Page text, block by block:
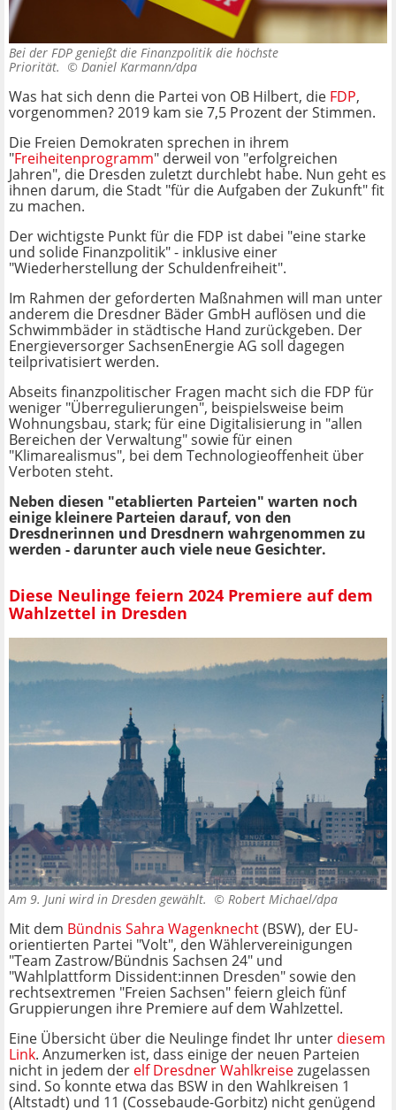
Bei der FDP genießt die Finanzpolitik die höchste
Priorität. © Daniel Karmann/dpa
Was hat sich denn die Partei von OB Hilbert, die FDP,
vorgenommen? 2019 kam sie 7,5 Prozent der Stimmen.
Die Freien Demokraten sprechen in ihrem
"Freiheitenprogramm" derweil von "erfolgreichen
Jahren", die Dresden zuletzt durchlebt habe. Nun geht es
ihnen darum, die Stadt "für die Aufgaben der Zukunft" fit
zu machen.
Der wichtigste Punkt für die FDP ist dabei "eine starke
und solide Finanzpolitik" - inklusive einer
"Wiederherstellung der Schuldenfreiheit".
Im Rahmen der geforderten Maßnahmen will man unter
anderem die Dresdner Bäder GmbH auflösen und die
Schwimmbäder in städtische Hand zurückgeben. Der
Energieversorger SachsenEnergie AG soll dagegen
teilprivatisiert werden.
Abseits finanzpolitischer Fragen macht sich die FDP für
weniger "Überregulierungen", beispielsweise beim
Wohnungsbau, stark; für eine Digitalisierung in "allen
Bereichen der Verwaltung" sowie für einen
"Klimarealismus", bei dem Technologieoffenheit über
Verboten steht.
Neben diesen "etablierten Parteien" warten noch
einige kleinere Parteien darauf, von den
Dresdnerinnen und Dresdnern wahrgenommen zu
werden - darunter auch viele neue Gesichter.
Diese Neulinge feiern 2024 Premiere auf dem
Wahlzettel in Dresden
Am 9. Juni wird in Dresden gewählt. © Robert Michael/dpa
Mit dem Bündnis Sahra Wagenknecht(BSW), der EU-
orientierten Partei "Volt", den Wählervereinigungen
"Team Zastrow/Bündnis Sachsen 24" und
"Wahlplattform Dissident:innen Dresden" sowie den
rechtsextremen "Freien Sachsen" feiern gleich fünf
Gruppierungen ihre Premiere auf dem Wahlzettel.
Eine Übersicht über die Neulinge findet Ihr unter diesem
Link. Anzumerken ist, dass einige der neuen Parteien
nicht in jedem der elf Dresdner Wahlkreisezugelassen
sind. So konnte etwa das BSW in den Wahlkreisen 1
(Altstadt) und 11 (Cossebaude-Gorbitz) nicht genügend